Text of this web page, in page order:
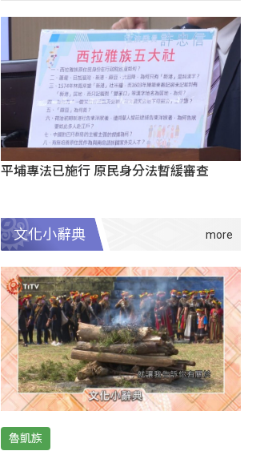
平埔專法已施行 原民身分法暫緩審查
文化小辭典
魯凱族